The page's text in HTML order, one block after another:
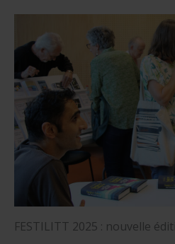
FESTILITT 2025 : nouvelle